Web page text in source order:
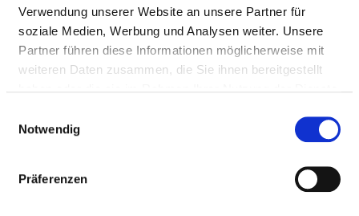
Verwendung unserer Website an unsere Partner für
soziale Medien, Werbung und Analysen weiter. Unsere
Partner führen diese Informationen möglicherweise mit
weiteren Daten zusammen, die Sie ihnen bereitgestellt
Notwendig
Präferenzen
Austraße 40
35745 Herborn
Mail:ed.nrobreh-sotiv@ofni
https://www.vitos.de/gesellschaften/vitos-herborn